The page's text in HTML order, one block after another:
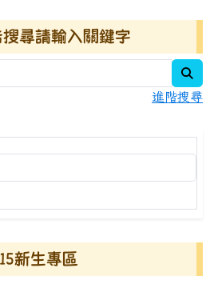
尋請輸入關鍵字
進階搜尋
資訊網關鍵字
新生專區